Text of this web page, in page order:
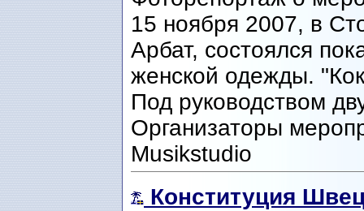
15 ноября 2007, в
Арбат, состоялся
женской одежды.
Под руководством
Организаторы
Musikstudio
Конституция